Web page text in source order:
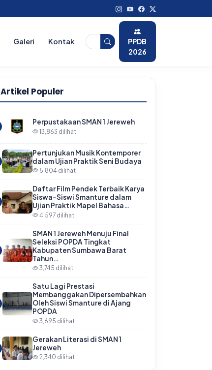
Galeri Kontak
PPDB
2026
Artikel Populer
Perpustakaan SMAN 1 Jereweh
13,863 dilihat
Pertunjukan Musik Kontemporer
dalam Ujian Praktik Seni Budaya
5,804 dilihat
Daftar Film Pendek Terbaik Karya
Siswa-Siswi Smanture dalam
Ujian Praktik Mapel Bahasa…
4,597 dilihat
SMAN 1 Jereweh Menuju Final
Seleksi POPDA Tingkat
Kabupaten Sumbawa Barat
Tahun…
3,745 dilihat
Satu Lagi Prestasi
Membanggakan Dipersembahkan
Oleh Siswi Smanture di Ajang
POPDA
3,695 dilihat
Gerakan Literasi di SMAN 1
Jereweh
2,340 dilihat